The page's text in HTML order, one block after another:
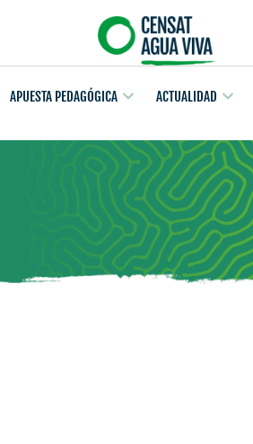
APUESTA PEDAGÓGICA ACTUALIDAD